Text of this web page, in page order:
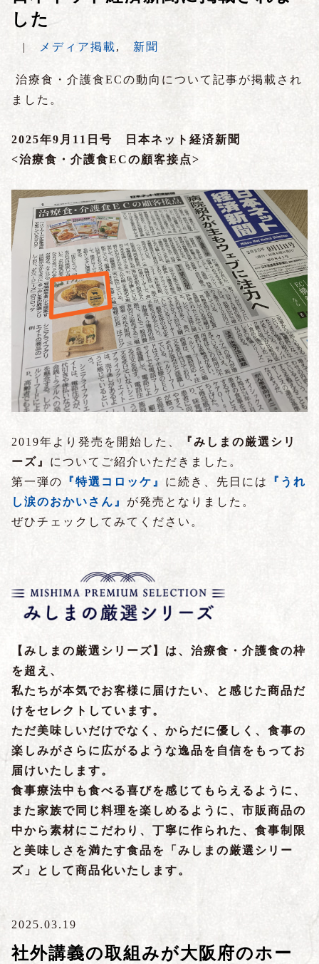
した
| メディア掲載, 新聞
治療食・介護食ECの動向について記事が掲載され
ました。
2025年9月11日号 日本ネット経済新聞
<治療食・介護食ECの顧客接点>
2019年より発売を開始した、
『みしまの厳選シリ
ーズ』 についてご紹介いただきました。
第一弾の
『特選コロッケ』 に続き、先日には
『うれ
し涙のおかいさん』 が発売となりました。
ぜひチェックしてみてください。
【みしまの厳選シリーズ】は、治療食・介護食の枠
を超え、
私たちが本気でお客様に届けたい、と感じた商品だ
けをセレクトしています。
ただ美味しいだけでなく、からだに優しく、食事の
楽しみがさらに広がるような逸品を自信をもってお
届けいたします。
食事療法中も食べる喜びを感じてもらえるように、
また家族で同じ料理を楽しめるように、市販商品の
中から素材にこだわり、丁寧に作られた、食事制限
と美味しさを満たす食品を「みしまの厳選シリー
ズ」として商品化いたします。
2025.03.19
社外講義の取組みが大阪府のホー